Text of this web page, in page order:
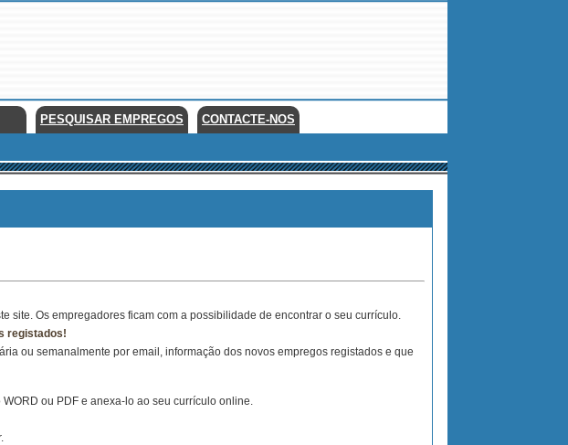
PESQUISAR EMPREGOS CONTACTE-NOS
site. Os empregadores ficam com a possibilidade de encontrar o seu currículo.
registados!
ou semanalmente por email, informação dos novos empregos registados e que
ou PDF e anexa-lo ao seu currículo online.